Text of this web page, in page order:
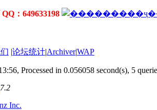
：649633198
|论坛统计|Archiver|WAP
Processed in 0.056058 second(s), 5
7.2
Inc.